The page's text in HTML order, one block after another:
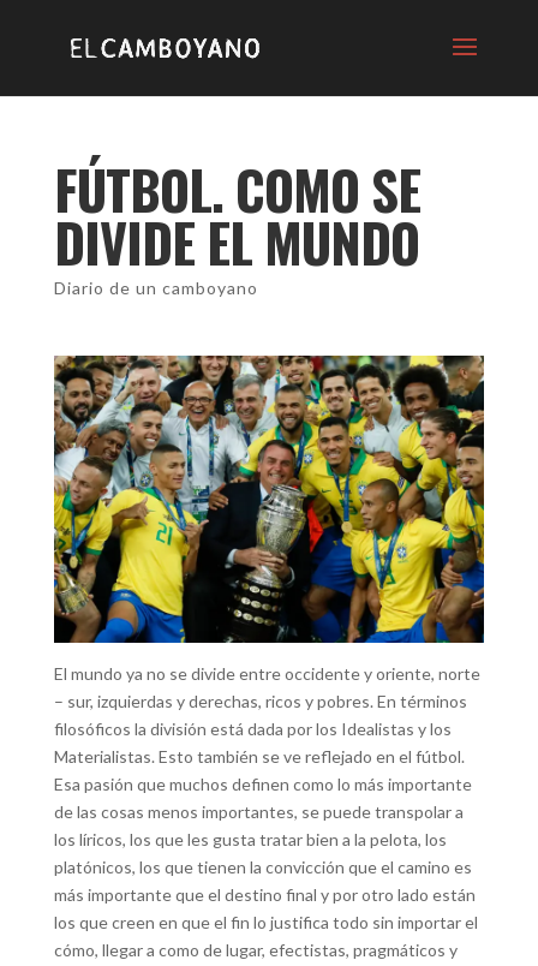
FÚTBOL. COMO SE
DIVIDE EL MUNDO
Diario de un camboyano
El mundo ya no se divide entre occidente y oriente, norte
– sur, izquierdas y derechas, ricos y pobres. En términos
filosóficos la división está dada por los Idealistas y los
Materialistas. Esto también se ve reflejado en el fútbol.
Esa pasión que muchos definen como lo más importante
de las cosas menos importantes, se puede transpolar a
los líricos, los que les gusta tratar bien a la pelota, los
platónicos, los que tienen la convicción que el camino es
más importante que el destino final y por otro lado están
los que creen en que el fin lo justifica todo sin importar el
cómo, llegar a como de lugar, efectistas, pragmáticos y